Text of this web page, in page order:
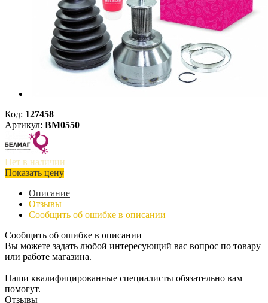
Код: 127458
Артикул: BM0550
Нет в наличии
Показать цену
Описание
Отзывы
Сообщить об ошибке в описании
Сообщить об ошибке в описании
Вы можете задать любой интересующий вас вопрос по товару
или работе магазина.
Наши квалифицированные специалисты обязательно вам
помогут.
Отзывы